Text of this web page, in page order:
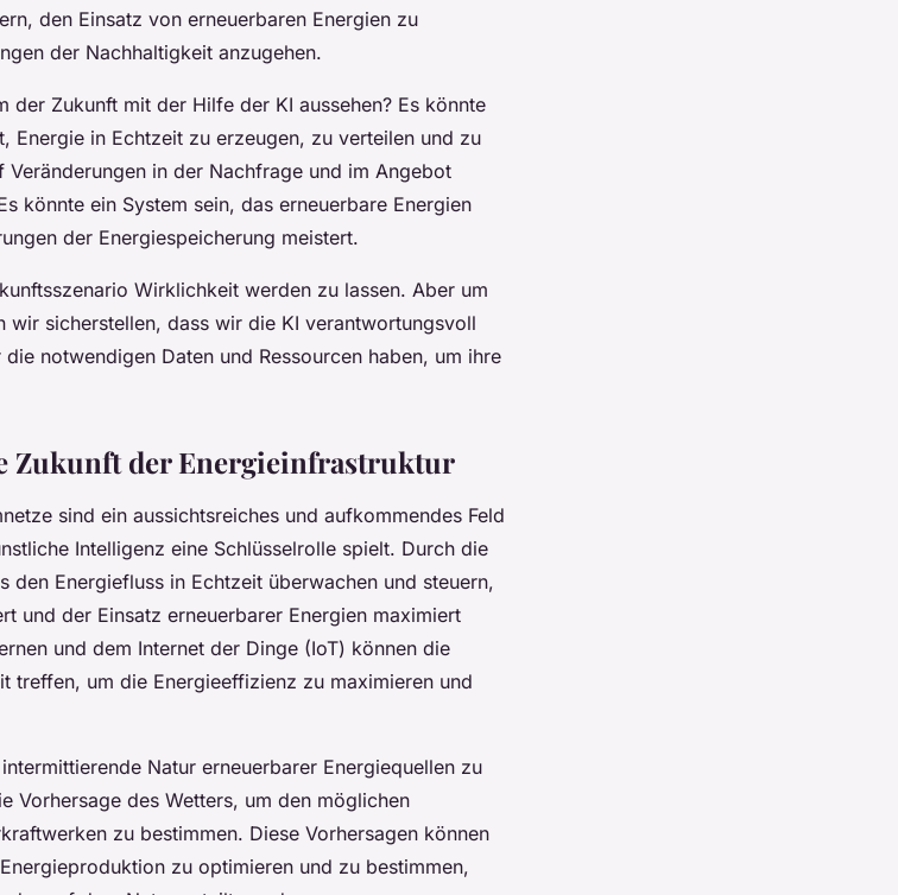
den Einsatz von erneuerbaren Energien zu
der Nachhaltigkeit anzugehen.
der Zukunft mit der Hilfe der KI aussehen? Es könnte
Energie in Echtzeit zu erzeugen, zu verteilen und zu
in der Nachfrage und im Angebot
könnte ein System sein, das erneuerbare Energien
der Energiespeicherung meistert.
Wirklichkeit werden zu lassen. Aber um
wir sicherstellen, dass wir die KI verantwortungsvoll
notwendigen Daten und Ressourcen haben, um ihre
Zukunft der Energieinfrastruktur
sind ein aussichtsreiches und aufkommendes Feld
Intelligenz eine Schlüsselrolle spielt. Durch die
den Energiefluss in Echtzeit überwachen und steuern,
und der Einsatz erneuerbarer Energien maximiert
und dem Internet der Dinge (IoT) können die
treffen, um die Energieeffizienz zu maximieren und
Natur erneuerbarer Energiequellen zu
Vorhersage des Wetters, um den möglichen
zu bestimmen. Diese Vorhersagen können
zu optimieren und zu bestimmen,